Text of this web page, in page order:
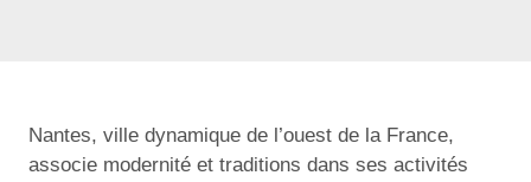
Nantes, ville dynamique de l’ouest de la France,
associe modernité et traditions dans ses activités